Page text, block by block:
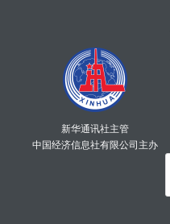
新华通讯社主管
中国经济信息社有限公司主办